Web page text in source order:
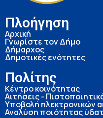
Πλοήγηση
Αρχική
Γνωρίστε τον Δήμο
Δήμαρχος
Δημοτικές ενότητες
Πολίτης
Κέντρο κοινότητας
Αιτήσεις -
Υποβολή ηλεκτρονικών
Αναλύση ποιότητας